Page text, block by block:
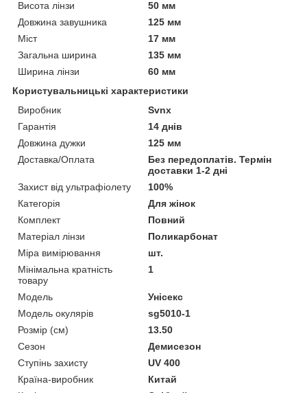
Висота лінзи
50 мм
Довжина завушника
125 мм
Міст
17 мм
Загальна ширина
135 мм
Ширина лінзи
60 мм
Користувальницькі характеристики
Виробник
Svnx
Гарантія
14 днів
Довжина дужки
125 мм
Доставка/Оплата
Без передоплатів. Термін
доставки 1-2 дні
Захист від ультрафіолету
100%
Категорія
Для жінок
Комплект
Повний
Матеріал лінзи
Поликарбонат
Міра вимірювання
шт.
Мінімальна кратність
товару
1
Мoдель
Унісекс
Модель окулярів
sg5010-1
Розмір (см)
13.50
Сезон
Демисезон
Ступінь захисту
UV 400
Країна-виробник
Китай